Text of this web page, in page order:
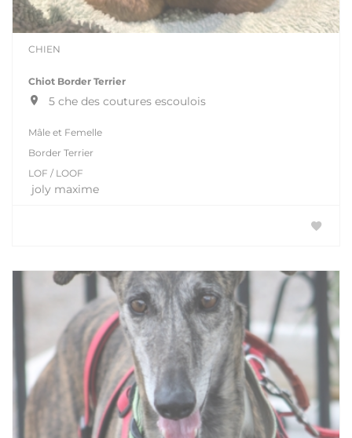
CHIEN
Chiot Border Terrier
5 che des coutures escoulois
Mâle et Femelle
Border Terrier
LOF / LOOF
joly maxime